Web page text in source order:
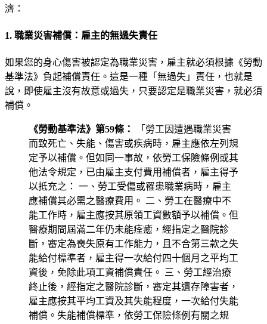
濟：
1. 職業災害補償：雇主的無過失責任
如果您的身心傷害被認定為職業災害，雇主就必須根據《勞動
基準法》負起補償責任。這是一種「無過失」責任，也就是
說，即使雇主沒有故意或過失，只要認定是職業災害，就必須
補償。
《勞動基準法》第59條：
「勞工因遭遇職業災害
而致死亡、失能、傷害或疾病時，雇主應依左列規
定予以補償。但如同一事故，依勞工保險條例或其
他法令規定，已由雇主支付費用補償者，雇主得予
以抵充之： 一、勞工受傷或罹患職業病時，雇主
應補償其必需之醫療費用。 二、勞工在醫療中不
能工作時，雇主應按其原領工資數額予以補償。但
醫療期間屆滿二年仍未能痊癒，經指定之醫院診
斷，審定為喪失原有工作能力，且不合第三款之失
能給付標準者，雇主得一次給付四十個月之平均工
資後，免除此項工資補償責任。 三、勞工經治療
終止後，經指定之醫院診斷，審定其遺存障害者，
雇主應按其平均工資及其失能程度，一次給付失能
補償。失能補償標準，依勞工保險條例有關之規